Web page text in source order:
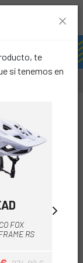
te
sí tenemos en
FOX
RS